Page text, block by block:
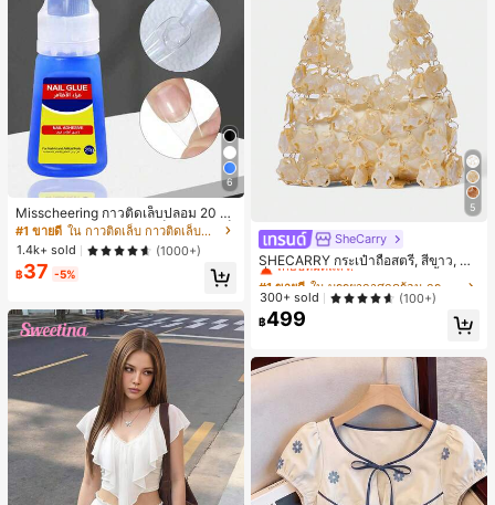
6
Misscheering กาวติดเล็บปลอม 20 กรั
ม แรงยึดสูง เจลสติกเกอร์เล็บนุ่ม แห้งเร็
ว เหมาะสำหรับผู้เริ่มต้นทำเล็บ ติดทนน
าน
#1 ขายดี
ใน กาวติดเล็บ กาวติดเล็บและสารยึดติด
1.4k+ sold
(1000+)
฿37 -5%
5
SheCarry
SHECARRY กระเป๋าถือสตรี, สีขาว, แฟ
ชั่น, สง่างาม, วันหยุด, งานปาร์ตี้
#1 ขายดี
เกือบหมดแล้ว!
#1 ขายดี
เกือบหมดแล้ว!
#1 ขายดี
เกือบหมดแล้ว!
#1 ขายดี
ใน บรรยากาศฤดูร้อน กระเป๋าหูหิ้วด้านบนผู้หญิง
300+ sold (100+)
฿499